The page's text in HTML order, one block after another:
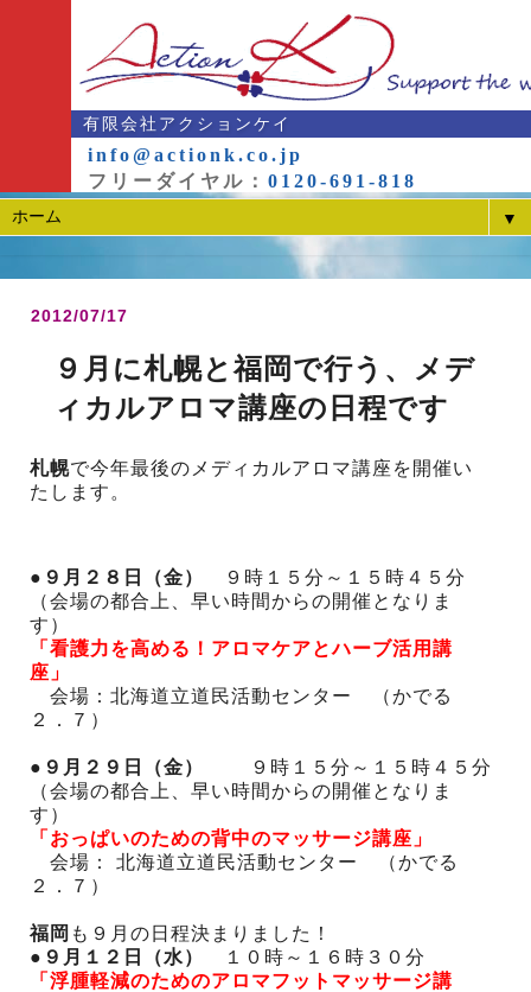
有限会社アクションケイ
info@actionk.co.jp
フリーダイヤル： 0120-691-818
▼
2012/07/17
９月に札幌と福岡で行う、メデ
ィカルアロマ講座の日程です
札幌で今年最後のメディカルアロマ講座を開催い
たします。
●９月２８日（金）
９時１５分～１５時４５分
（会場の都合上、早い時間からの開催となりま
す）
「看護力を高める！アロマケアとハーブ活用講
座」
会場：北海道立道民活動センター （かでる
２．７）
●９月２９日（金）
９時１５分～１５時４５分
（会場の都合上、早い時間からの開催となりま
す）
「おっぱいのための背中のマッサージ講座」
会場： 北海道立道民活動センター （かでる
２．７）
福岡 も９月の日程決まりました！
●９月１２日（水）
１０時～１６時３０分
「浮腫軽減のためのアロマフットマッサージ講